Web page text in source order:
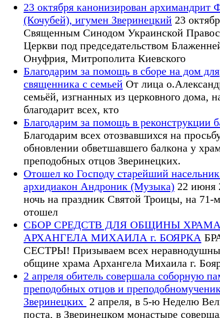
23 октября канонизирован архимандрит
(Кочубей), игумен Зверинецкий 23
Священным Синодом Украинской
Церкви под председательством
Онуфрия, Митрополита Киевского
Благодарим за помощь в сборе на дом для
священника с семьей От лица
семьёй, изгнанных из церковного дома,
благодарит всех, кто
Благодарим за помощь в реконструкции
Благодарим всех отозвавшихся на
обновлении обветшавшего балкона у
преподобных отцов Зверинецких.
Отошел ко Господу старейший
архидиакон Андроник (Музыка) 22 июня
ночь на праздник Святой Троицы, на 71-
отошел
СБОР СРЕДСТВ ДЛЯ ОБЩИНЫ
АРХАНГЕЛА МИХАИЛА г. БОЯРКА
СЕСТРЫ! Призываем всех
общине храма Архангела Михаила г.
2 апреля обитель совершала соборную
преподобных отцов и
Зверинецких 2 апреля, в 5-ю Неделю
поста, в Зверинецком монастыре